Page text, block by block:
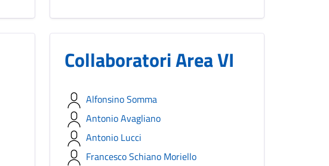
Collaboratori Area VI
Alfonsino Somma
Antonio Avagliano
Antonio Lucci
Francesco Schiano Moriello